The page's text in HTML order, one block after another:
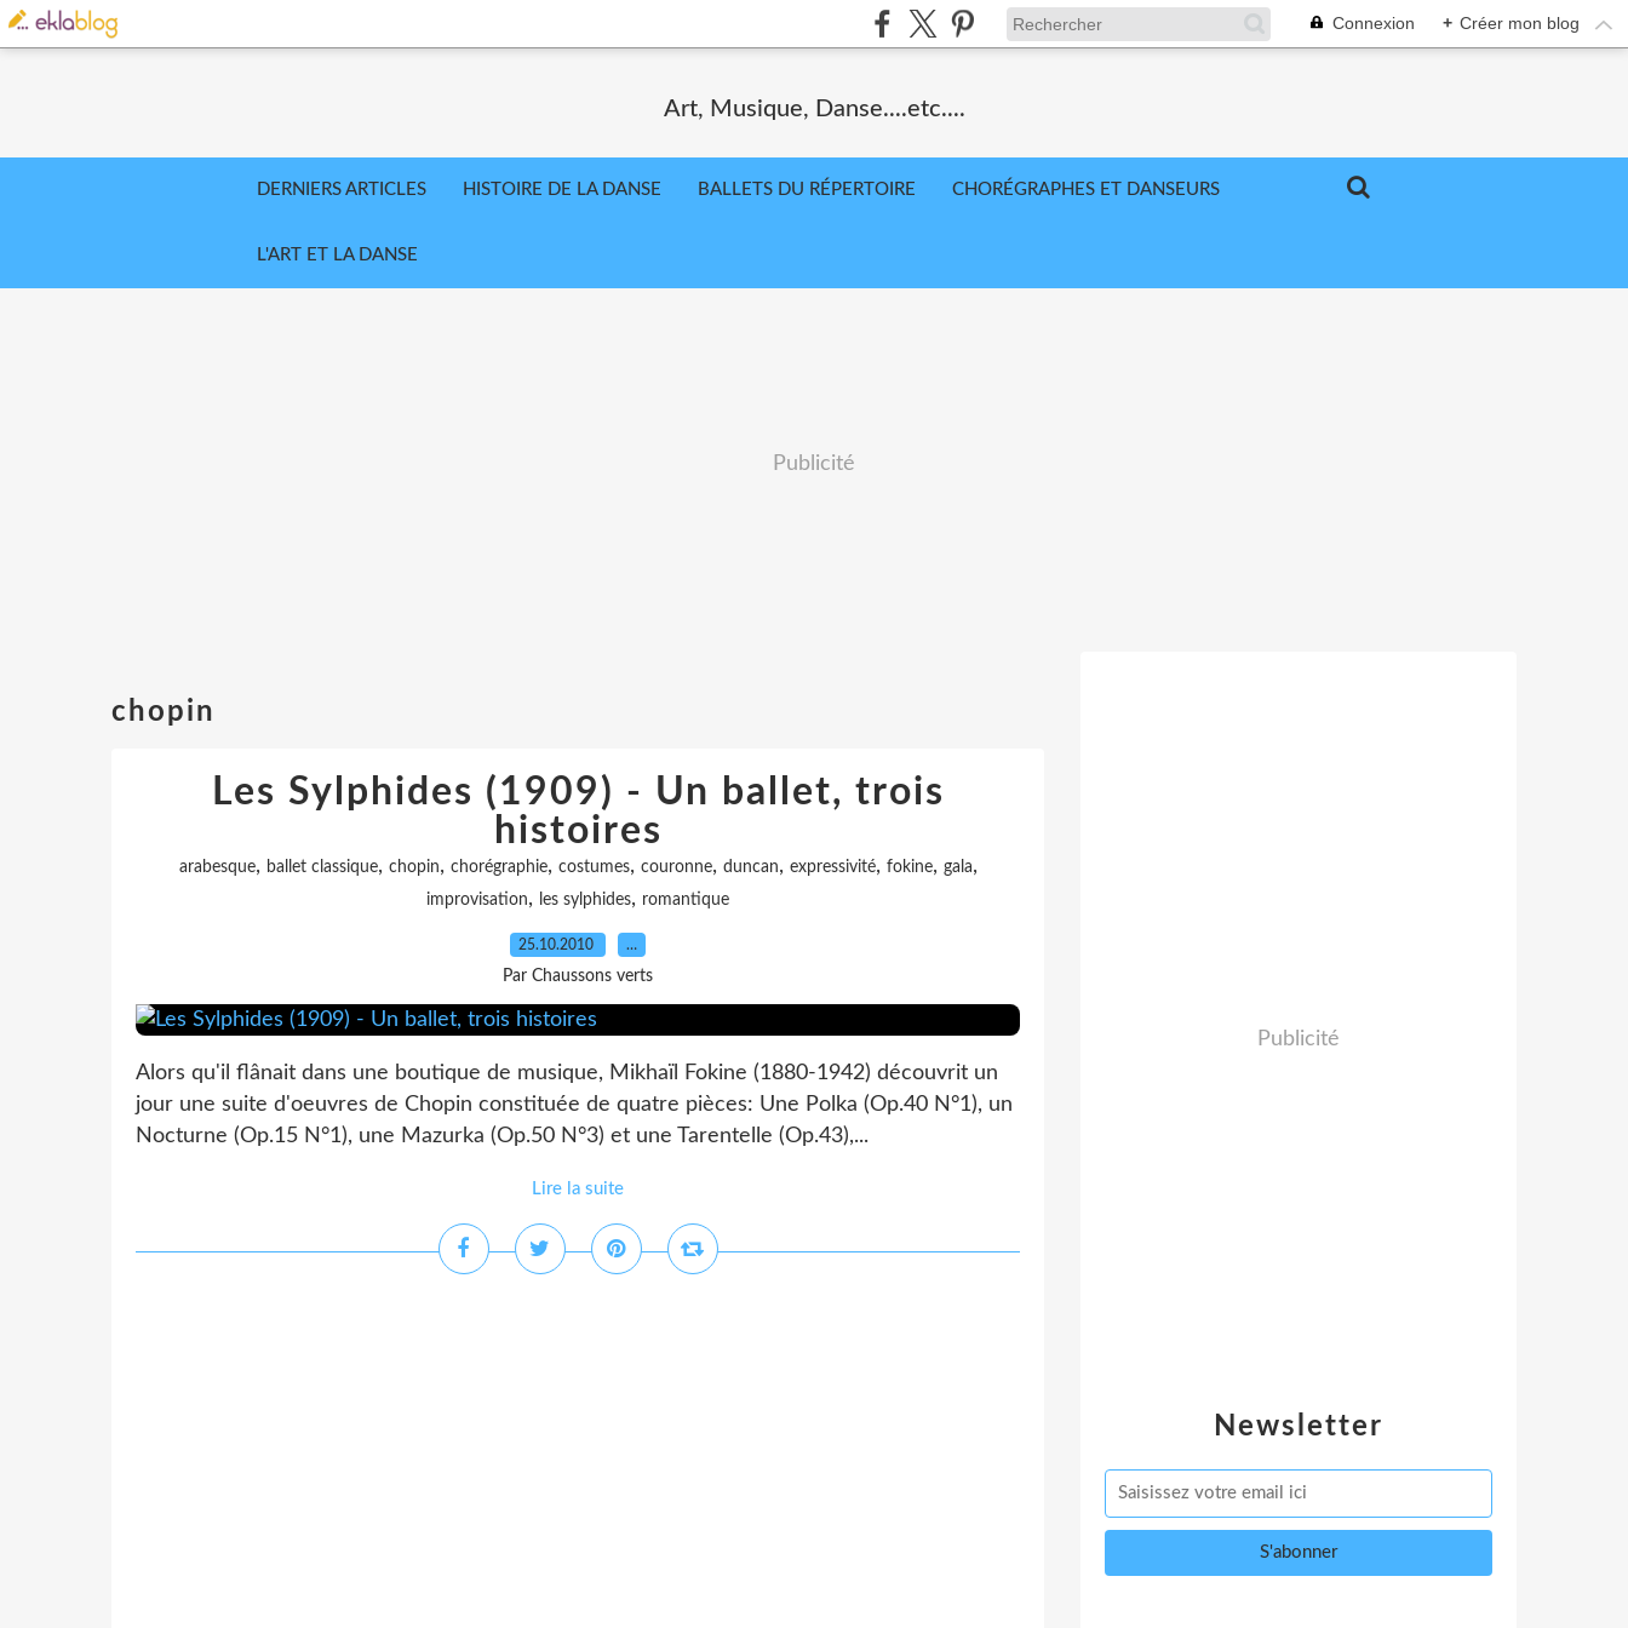
Connexion + Créer mon blog
Art, Musique, Danse....etc....
DERNIERS ARTICLES HISTOIRE DE LA DANSE BALLETS DU RÉPERTOIRE CHORÉGRAPHES ET DANSEURS
L'ART ET LA DANSE
Publicité
chopin
Les Sylphides (1909) - Un ballet, trois
histoires
arabesque, ballet classique, chopin, chorégraphie, costumes, couronne, duncan, expressivité, fokine, gala,
improvisation, les sylphides, romantique
25.10.2010 …
Par Chaussons verts
Alors qu'il flânait dans une boutique de musique, Mikhaïl Fokine (1880-1942) découvrit un
jour une suite d'oeuvres de Chopin constituée de quatre pièces: Une Polka (Op.40 N°1), un
Nocturne (Op.15 N°1), une Mazurka (Op.50 N°3) et une Tarentelle (Op.43),...
Lire la suite
Newsletter
Publicité